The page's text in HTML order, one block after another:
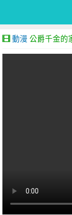
動漫 公爵千金的